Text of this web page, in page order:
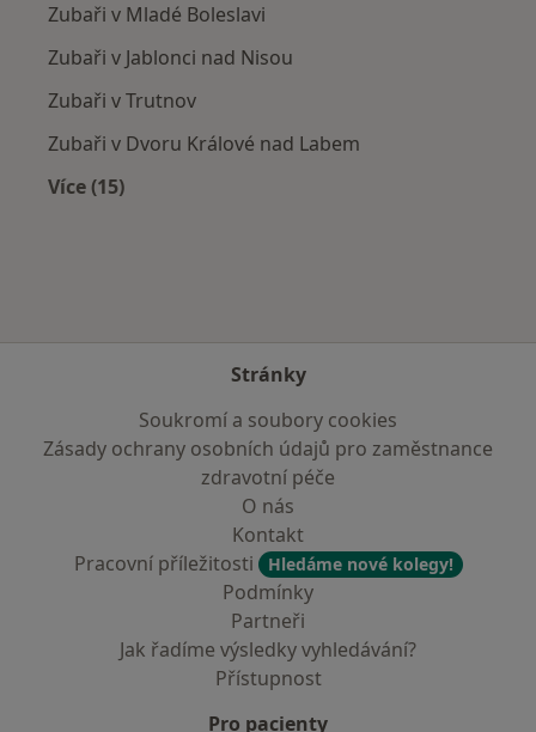
Zubaři v Mladé Boleslavi
Zubaři v Jablonci nad Nisou
Zubaři v Trutnov
Zubaři v Dvoru Králové nad Labem
Více (15)
Stránky
Soukromí a soubory cookies
Zásady ochrany osobních údajů pro zaměstnance
zdravotní péče
O nás
Kontakt
Pracovní příležitosti
Hledáme nové kolegy!
Podmínky
Partneři
Jak řadíme výsledky vyhledávání?
Přístupnost
Pro pacienty